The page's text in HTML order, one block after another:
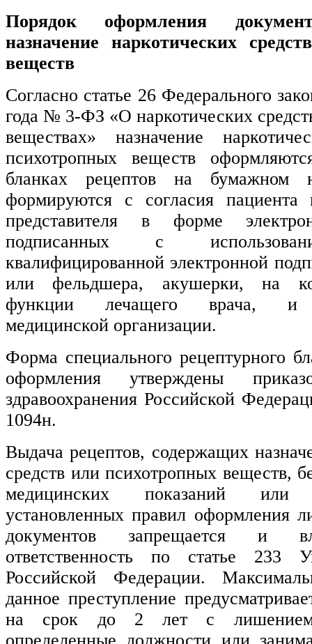
Порядок оформления
назначение наркотических
веществ
Согласно статье 26 Федерального
года № 3-ФЗ «О наркотических
веществах» назначение
психотропных веществ
бланках рецептов на бумажном
формируются с согласия пациента
представителя в форме
подписанных с
квалифицированной электронной
или фельдшера, акушерки, на
функции лечащего врача, и
медицинской организации.
Форма специального рецептурного
оформления утверждены
здравоохранения Российской
1094н.
Выдача рецептов, содержащих
средств или психотропных веществ,
медицинских показаний
установленных правил оформления
документов запрещается и
ответственность по статье 233
Российской Федерации.
данное преступление
на срок до 2 лет с лишением